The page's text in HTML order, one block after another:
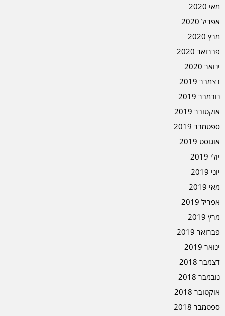
מאי 2020
אפריל 2020
מרץ 2020
פברואר 2020
ינואר 2020
דצמבר 2019
נובמבר 2019
אוקטובר 2019
ספטמבר 2019
אוגוסט 2019
יולי 2019
יוני 2019
מאי 2019
אפריל 2019
מרץ 2019
פברואר 2019
ינואר 2019
דצמבר 2018
נובמבר 2018
אוקטובר 2018
ספטמבר 2018